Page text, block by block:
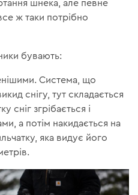
шнека, але певне
ж таки потрібно
бувають:
Система, що
снігу, тут складається
сніг згрібається і
а потім накидається на
яка видує його